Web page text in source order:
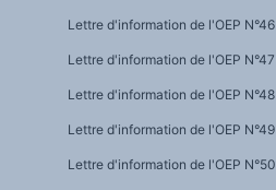
Lettre d'information de l'OEP N°46
Lettre d'information de l'OEP N°47
Lettre d'information de l'OEP N°48
Lettre d'information de l'OEP N°49
Lettre d'information de l'OEP N°50